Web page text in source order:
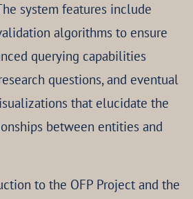
system features include
algorithms to ensure
querying capabilities
questions, and eventual
that elucidate the
between entities and
to the OFP Project and the